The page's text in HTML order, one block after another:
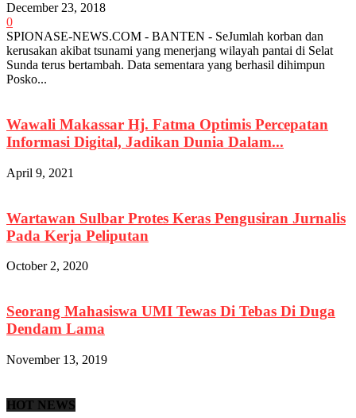
December 23, 2018
0
SPIONASE-NEWS.COM - BANTEN - SeJumlah korban dan
kerusakan akibat tsunami yang menerjang wilayah pantai di Selat
Sunda terus bertambah. Data sementara yang berhasil dihimpun
Posko...
Wawali Makassar Hj. Fatma Optimis Percepatan
Informasi Digital, Jadikan Dunia Dalam...
April 9, 2021
Wartawan Sulbar Protes Keras Pengusiran Jurnalis
Pada Kerja Peliputan
October 2, 2020
Seorang Mahasiswa UMI Tewas Di Tebas Di Duga
Dendam Lama
November 13, 2019
HOT NEWS